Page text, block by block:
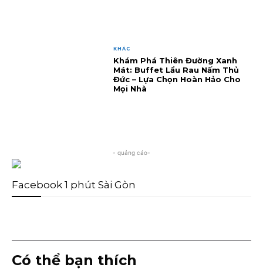
KHÁC
Khám Phá Thiên Đường Xanh
Mát: Buffet Lẩu Rau Nấm Thủ
Đức – Lựa Chọn Hoàn Hảo Cho
Mọi Nhà
- quảng cáo-
Facebook 1 phút Sài Gòn
Có thể bạn thích